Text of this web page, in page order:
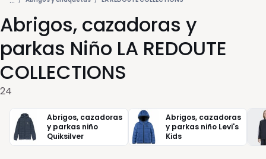
vistos
Abrigos, cazadoras y
parkas Niño LA REDOUTE
COLLECTIONS
24
Abrigos, cazadoras
y parkas niño
Quiksilver
Abrigos, cazadoras
y parkas niño Levi's
Kids